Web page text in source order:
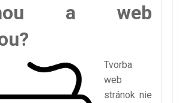
a web
Tvorba
web
stránok nie